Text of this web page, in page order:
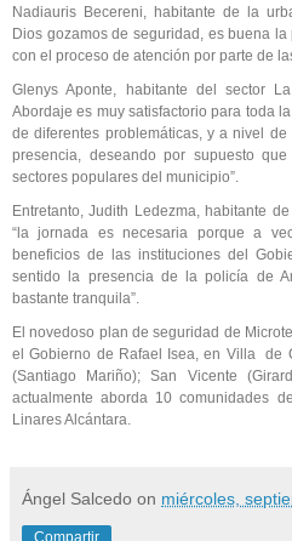
Nadiauris Becereni, habitante de la
Dios gozamos de seguridad, es buena
con el proceso de atención por parte de
Glenys Aponte, habitante del sector
Abordaje es muy satisfactorio para toda
de diferentes problemáticas, y a nivel
presencia, deseando por supuesto
sectores populares del municipio”.
Entretanto, Judith Ledezma, habitante
“la jornada es necesaria porque a
beneficios de las instituciones del
sentido la presencia de la policía de
bastante tranquila”.
El novedoso plan de seguridad de
el Gobierno de Rafael Isea, en Villa de
(Santiago Mariño); San Vicente
actualmente aborda 10 comunidades
Linares Alcántara.
Ángel Salcedo on miércoles,